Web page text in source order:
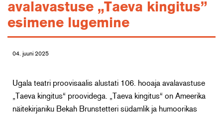
avalavastuse „Taeva kingitus”
esimene lugemine
04. juuni 2025
Ugala teatri proovisaalis alustati 106. hooaja avalavastuse
„Taeva kingitus“ proovidega. „Taeva kingitus“ on Ameerika
näitekirjaniku Bekah Brunstetteri südamlik ja humoorikas